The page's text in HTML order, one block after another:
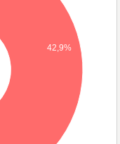
42,9%